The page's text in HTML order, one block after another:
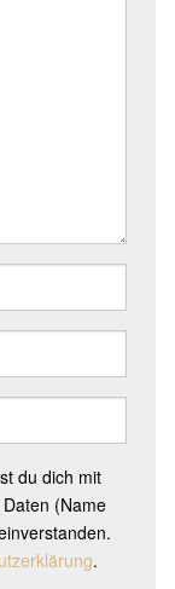
du dich mit
(Name
.